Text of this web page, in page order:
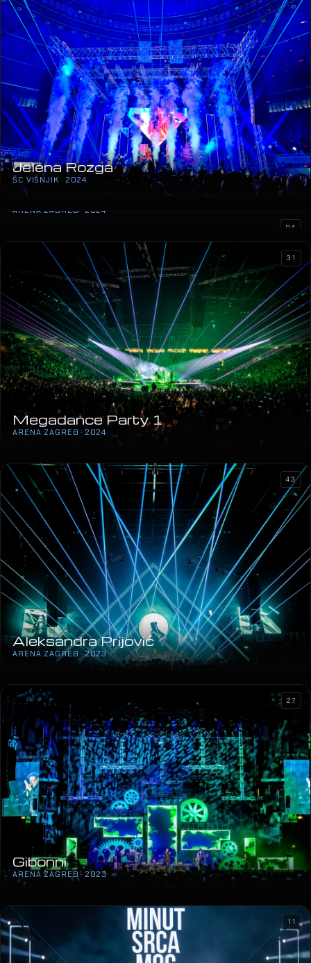
Jelena Rozga
ŠC VIŠNJIK · 2024
Marija Šerifović
ARENA ZAGREB · 2024
04
Megadance Party 1
ARENA ZAGREB · 2024
31
Aleksandra Prijović
ARENA ZAGREB · 2023
43
Gibonni
ARENA ZAGREB · 2023
27
11